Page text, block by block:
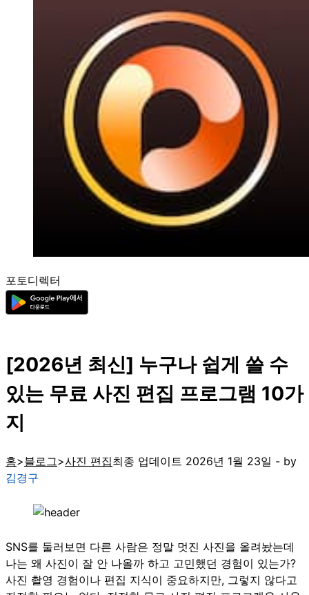
포토디렉터
[2026년 최신] 누구나 쉽게 쓸 수
있는 무료 사진 편집 프로그램 10가
지
홈 블로그 사진 편집최종 업데이트 2026년 1월 23일 - by
김경구
SNS를 둘러보면 다른 사람은 정말 멋진 사진을 올려놨는데
나는 왜 사진이 잘 안 나올까 하고 고민했던 경험이 있는가?
사진 촬영 경험이나 편집 지식이 중요하지만, 그렇지 않다고